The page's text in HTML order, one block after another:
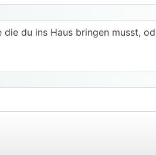
du ins Haus bringen musst,